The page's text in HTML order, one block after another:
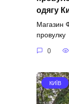
одягу
Магазин
провулку
0
КИЇВ